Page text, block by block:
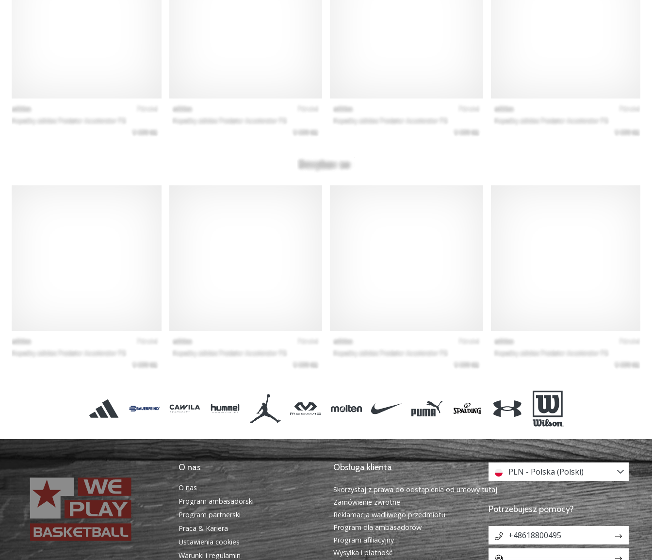
O nas
O nas
Program ambasadorski
Program partnerski
Praca & Kariera
Ustawienia cookies
Warunki i regulamin
Obsługa klienta
Skorzystaj z prawa do odstąpienia od umowy tutaj
Zamówienie zwrotne
Reklamacja wadliwego przedmiotu
Program dla ambasadorów
Program afiliacyjny
Wysyłka i płatność
PLN - Polska (Polski)
Potrzebujesz pomocy?
+48618800495